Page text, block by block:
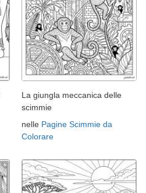
La giungla meccanica delle
scimmie
nelle Pagine Scimmie da
Colorare